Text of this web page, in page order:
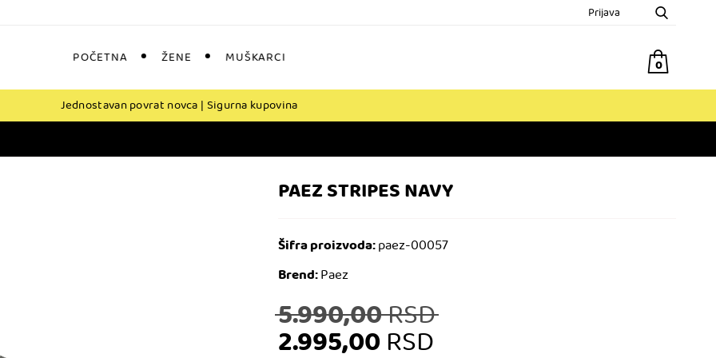
Prijava
POČETNA ŽENE MUŠKARCI
Jednostavan povrat novca | Sigurna kupovina
PAEZ STRIPES NAVY
Šifra proizvoda:paez-00057
Brend:Paez
5.990,00RSDcena
2.995,00RSD
0